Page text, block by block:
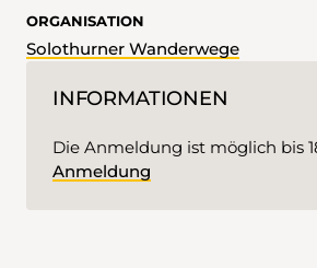
ORGANISATION
Solothurner Wanderwege
INFORMATIONEN
Die Anmeldung ist möglich bis
Anmeldung